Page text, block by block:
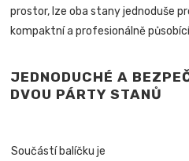
prostor, lze oba stany jednoduše
kompaktní a profesionálně
JEDNODUCHÉ A
DVOU PÁRTY STANŮ
Součástí balíčku je